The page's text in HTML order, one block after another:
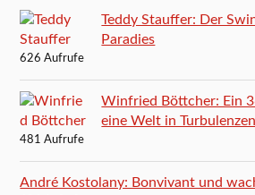
Teddy Stauffer: Der
Paradies
626 Aufrufe
Winfried Böttcher: Ein
eine Welt in Turbulenzen
481 Aufrufe
André Kostolany: Bonvivant und